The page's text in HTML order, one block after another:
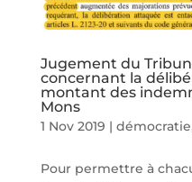
Jugement du
concernant la
montant des
Mons
1 Nov 2019 |
Pour permettre à